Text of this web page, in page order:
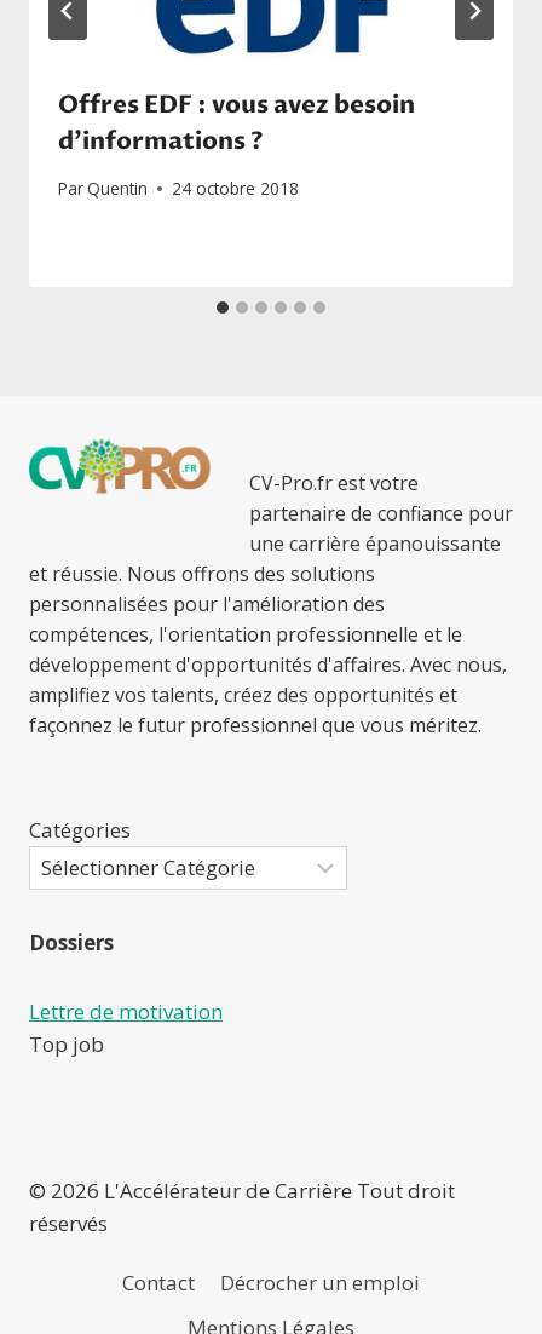
Offres EDF : vous avez besoin
d’informations ?
ParQuentin 24 octobre 2018
CV-Pro.fr est votre
partenaire de confiance pour
une carrière épanouissante
et réussie. Nous offrons des solutions
personnalisées pour l'amélioration des
compétences, l'orientation professionnelle et le
développement d'opportunités d'affaires. Avec nous,
amplifiez vos talents, créez des opportunités et
façonnez le futur professionnel que vous méritez.
Catégories
Dossiers
Lettre de motivation
Top job
© 2026 L'Accélérateur de Carrière Tout droit
réservés
Contact
Décrocher un emploi
Mentions Légales